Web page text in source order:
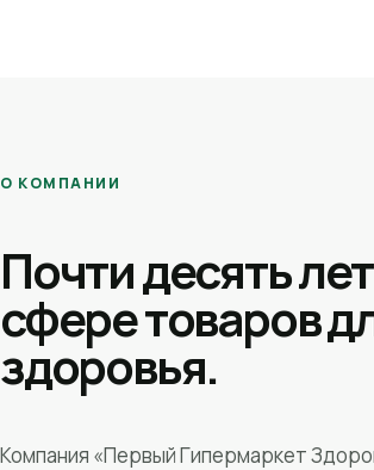
О КОМПАНИИ
Почти десять
сфере товаров
здоровья.
Компания «Первый Гипермаркет